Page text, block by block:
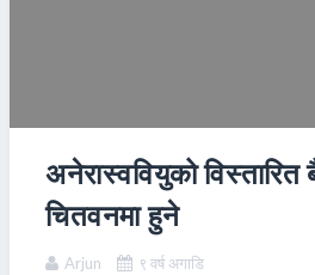
अनेरास्ववियुको
चितवनमा हुने
Arjun ९ वर्ष अगाडि